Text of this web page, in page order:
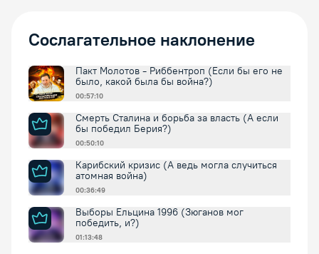
Сослагательное наклонение
Пакт Молотов - Риббентроп (Если бы его не
было, какой была бы война?)
00:57:10
Смерть Сталина и борьба за власть (А если
бы победил Берия?)
00:50:10
Карибский кризис (А ведь могла случиться
атомная война)
00:36:49
Выборы Ельцина 1996 (Зюганов мог
победить, и?)
01:13:48